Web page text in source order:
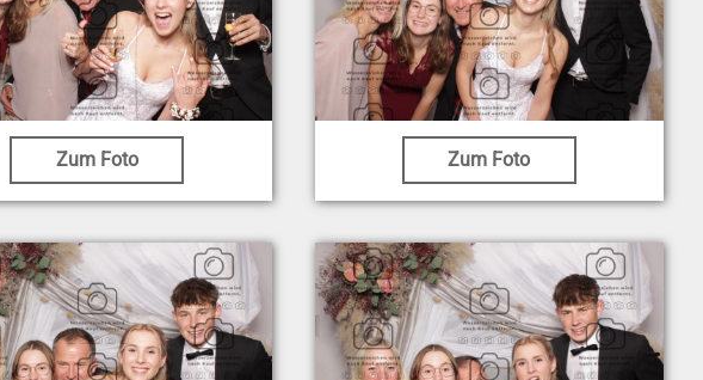
Zum Foto Zum Foto